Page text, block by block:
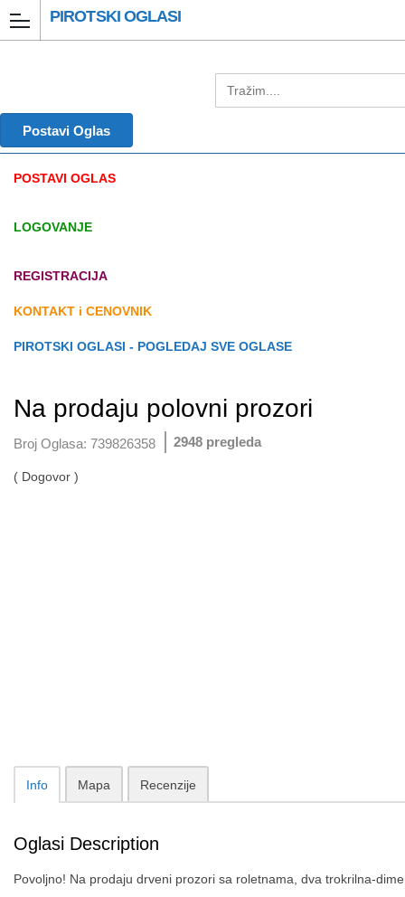
PIROTSKI OGLASI
Postavi Oglas
POSTAVI OGLAS
LOGOVANJE
REGISTRACIJA
KONTAKT i CENOVNIK
PIROTSKI OGLASI - POGLEDAJ SVE OGLASE
Na prodaju polovni prozori
Broj Oglasa: 739826358 2948 pregleda
( Dogovor )
Info Mapa Recenzije
Oglasi Description
Povoljno! Na prodaju drveni prozori sa roletnama, dva trokrilna-